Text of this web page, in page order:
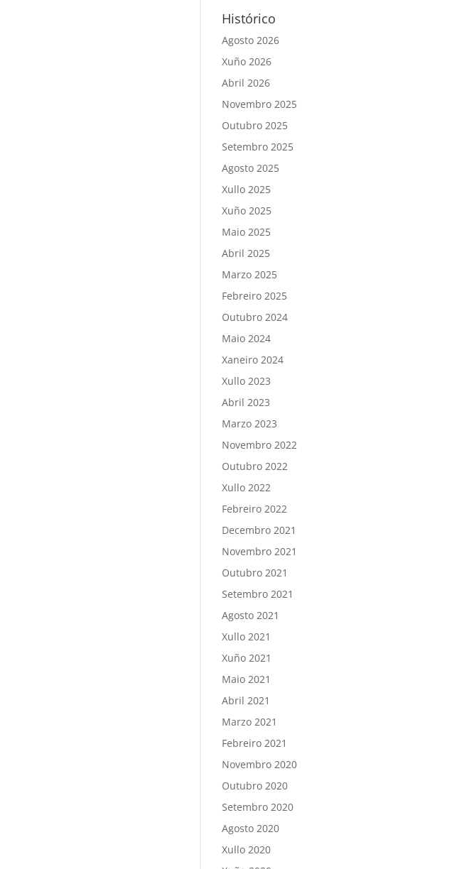
Histórico
Agosto 2026
Xuño 2026
Abril 2026
Novembro 2025
Outubro 2025
Setembro 2025
Agosto 2025
Xullo 2025
Xuño 2025
Maio 2025
Abril 2025
Marzo 2025
Febreiro 2025
Outubro 2024
Maio 2024
Xaneiro 2024
Xullo 2023
Abril 2023
Marzo 2023
Novembro 2022
Outubro 2022
Xullo 2022
Febreiro 2022
Decembro 2021
Novembro 2021
Outubro 2021
Setembro 2021
Agosto 2021
Xullo 2021
Xuño 2021
Maio 2021
Abril 2021
Marzo 2021
Febreiro 2021
Novembro 2020
Outubro 2020
Setembro 2020
Agosto 2020
Xullo 2020